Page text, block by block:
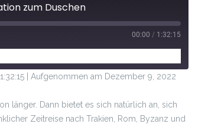
zum Duschen
00:00 / 1:32:15
Aufgenommen am Dezember 9, 2022
länger. Dann bietet es sich natürlich an, sich
Zeitreise nach Trakien, Rom, Byzanz und